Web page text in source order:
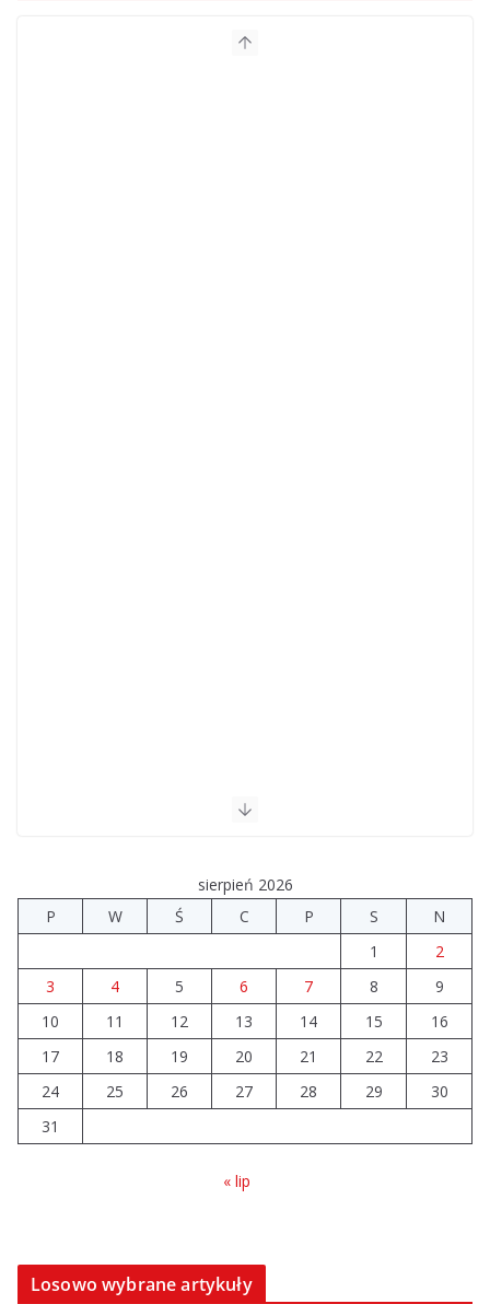
sierpień 2026
P
W Ś C P S
N
1
2
3
4 5 6 7 8
9
10
11 12 13 14 15
16
17
18 19 20 21 22
23
24
25 26 27 28 29
30
31
« lip
Losowo wybrane artykuły